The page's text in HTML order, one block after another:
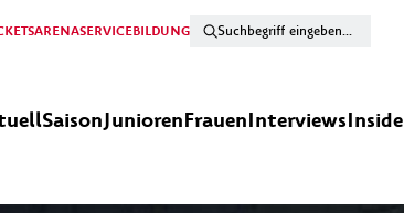
ARENASERVICEBILDUNG
SaisonJuniorenFrauenInterviewsInside